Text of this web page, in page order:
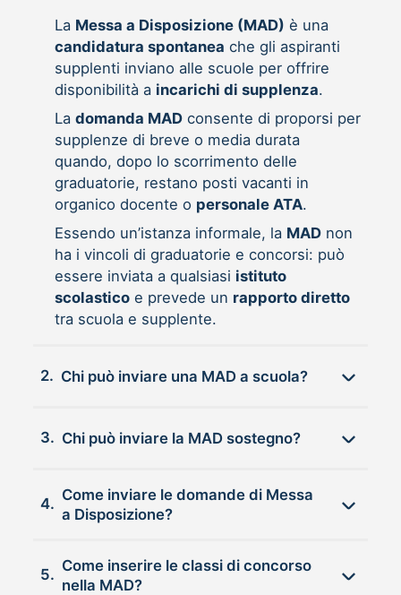
La Messa a Disposizione (MAD) è una
candidatura spontanea che gli aspiranti
supplenti inviano alle scuole per offrire
disponibilità a incarichi di supplenza.
La domanda MADconsente di proporsi per
supplenze di breve o media durata
quando, dopo lo scorrimento delle
graduatorie, restano posti vacanti in
organico docente o personale ATA.
Essendo un’istanza informale, la MADnon
ha i vincoli di graduatorie e concorsi: può
essere inviata a qualsiasi istituto
scolasticoe prevede un rapporto diretto
tra scuola e supplente.
2. Chi può inviare una MAD a scuola?
3. Chi può inviare la MAD sostegno?
4.
Come inviare le domande di Messa
a Disposizione?
5.
Come inserire le classi di concorso
nella MAD?